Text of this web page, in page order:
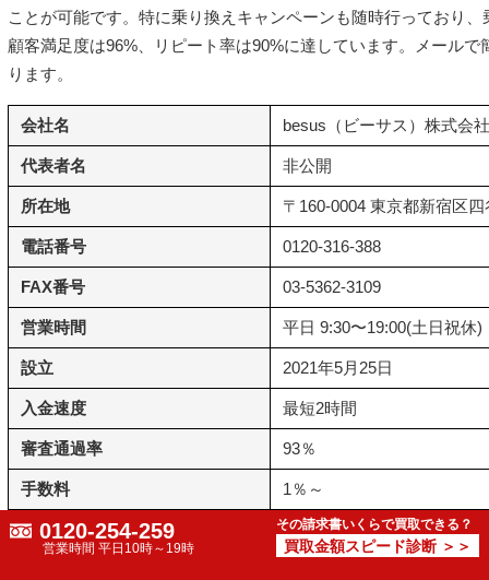
ことが可能です。特に乗り換えキャンペーンも随時行っており
顧客満足度は96%、リピート率は90%に達しています。メール
ります。
会社名 besus（ビーサス）株式会社
代表者名 非公開
所在地 〒160-0004 東京都新宿区
電話番号 0120-316-388
FAX番号 03-5362-3109
営業時間 平日 9:30〜19:00(土日祝休)
設立 2021年5月25日
入金速度 最短2時間
審査通過率 93％
手数料 1％～
契約方法 オンライン完結型
0120-254-259
営業時間 平日10時～19時
その請求書いくらで買取できる？
買取金額スピード診断 ＞＞